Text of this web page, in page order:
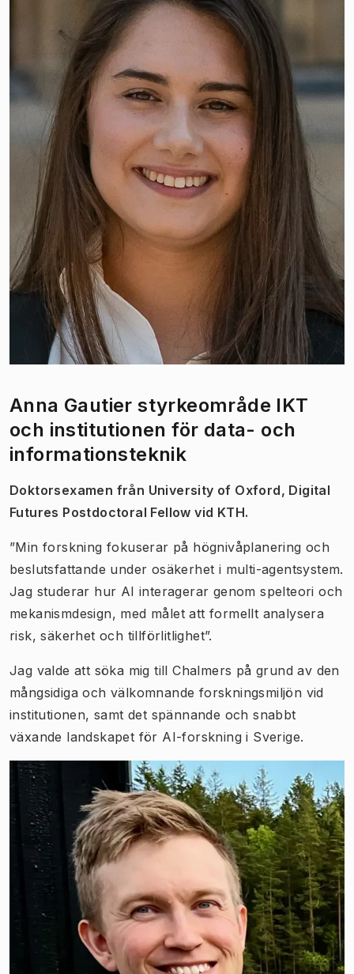
Anna Gautier styrkeområde IKT
och institutionen för data- och
informationsteknik
Doktorsexamen från University of Oxford, Digital
Futures Postdoctoral Fellow vid KTH.
”Min forskning fokuserar på högnivåplanering och
beslutsfattande under osäkerhet i multi-agentsystem.
Jag studerar hur AI interagerar genom spelteori och
mekanismdesign, med målet att formellt analysera
risk, säkerhet och tillförlitlighet”.
Jag valde att söka mig till Chalmers på grund av den
mångsidiga och välkomnande forskningsmiljön vid
institutionen, samt det spännande och snabbt
växande landskapet för AI-forskning i Sverige.